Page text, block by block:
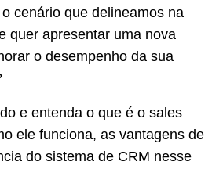
cenário que delineamos na
quer apresentar uma nova
o desempenho da sua
e entenda o que é o sales
ele funciona, as vantagens de
do sistema de CRM nesse